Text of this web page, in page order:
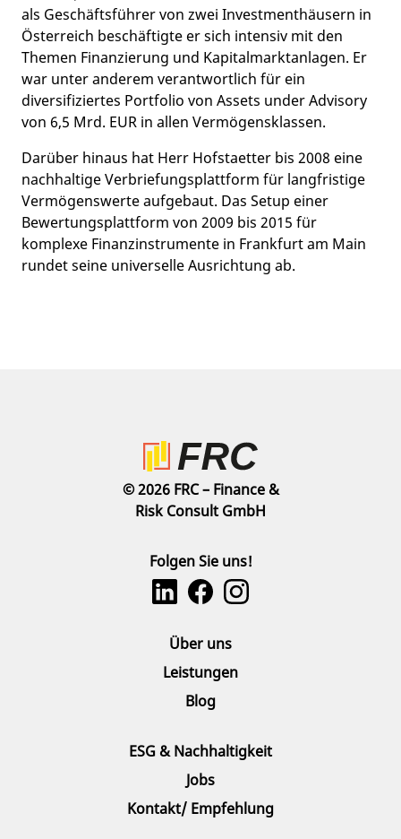
als Geschäftsführer von zwei Investmenthäusern in
Österreich beschäftigte er sich intensiv mit den
Themen Finanzierung und Kapitalmarktanlagen. Er
war unter anderem verantwortlich für ein
diversifiziertes Portfolio von Assets under Advisory
von 6,5 Mrd. EUR in allen Vermögensklassen.
Darüber hinaus hat Herr Hofstaetter bis 2008 eine
nachhaltige Verbriefungsplattform für langfristige
Vermögenswerte aufgebaut. Das Setup einer
Bewertungsplattform von 2009 bis 2015 für
komplexe Finanzinstrumente in Frankfurt am Main
rundet seine universelle Ausrichtung ab.
© 2026 FRC – Finance &
Risk Consult GmbH
Folgen Sie uns!
Über uns
Leistungen
Blog
ESG & Nachhaltigkeit
Jobs
Kontakt/ Empfehlung